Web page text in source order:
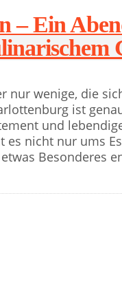
– Ein
nur wenige, die
ist
und
es nicht nur ums
Besonderes